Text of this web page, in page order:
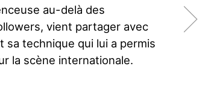
au-delà des
vient partager avec
sa technique qui lui a permis
la scène internationale.